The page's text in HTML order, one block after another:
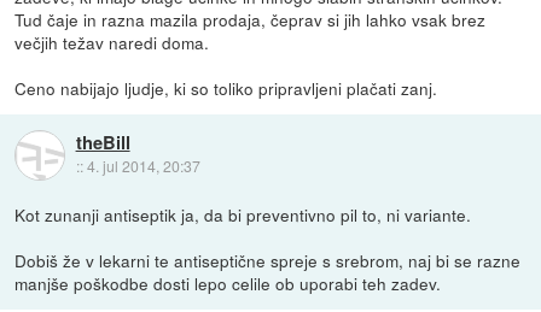
Tud čaje in razna mazila prodaja, čeprav si jih lahko vsak brez
večjih težav naredi doma.
Ceno nabijajo ljudje, ki so toliko pripravljeni plačati zanj.
theBill
::4. jul 2014, 20:37
Kot zunanji antiseptik ja, da bi preventivno pil to, ni variante.
Dobiš že v lekarni te antiseptične spreje s srebrom, naj bi se razne
manjše poškodbe dosti lepo celile ob uporabi teh zadev.